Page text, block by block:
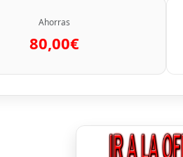
Ahorras
80,00€